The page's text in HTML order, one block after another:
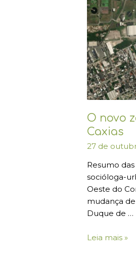
O novo
Caxias
27 de
Resumo
socióloga-
Oeste do
mudança
Duque de …
Caxias
Leia mais »